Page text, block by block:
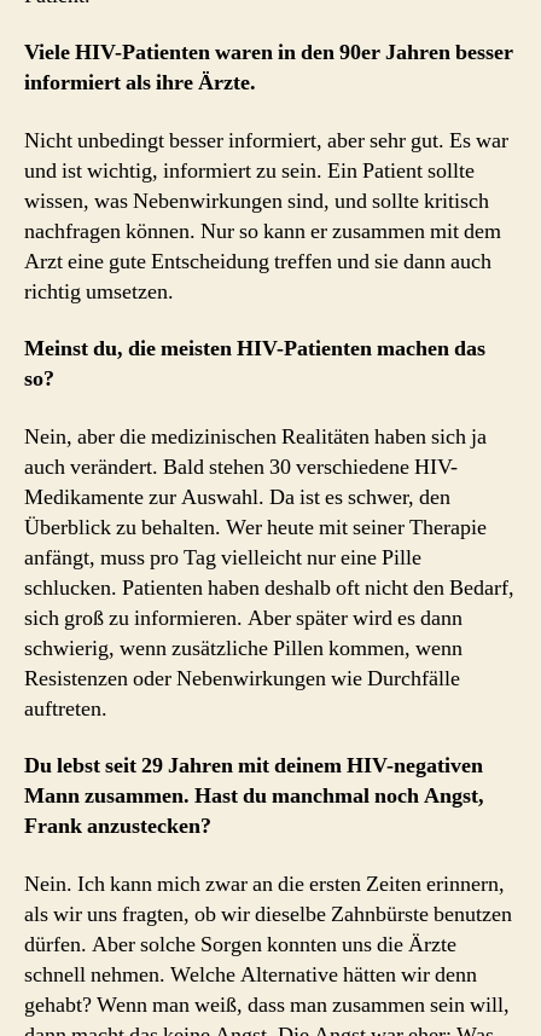
Viele HIV-Patienten waren in den 90er Jahren besser
informiert als ihre Ärzte.
Nicht unbedingt besser informiert, aber sehr gut. Es war
und ist wichtig, informiert zu sein. Ein Patient sollte
wissen, was Nebenwirkungen sind, und sollte kritisch
nachfragen können. Nur so kann er zusammen mit dem
Arzt eine gute Entscheidung treffen und sie dann auch
richtig umsetzen.
Meinst du, die meisten HIV-Patienten machen das
so?
Nein, aber die medizinischen Realitäten haben sich ja
auch verändert. Bald stehen 30 verschiedene HIV-
Medikamente zur Auswahl. Da ist es schwer, den
Überblick zu behalten. Wer heute mit seiner Therapie
anfängt, muss pro Tag vielleicht nur eine Pille
schlucken. Patienten haben deshalb oft nicht den Bedarf,
sich groß zu informieren. Aber später wird es dann
schwierig, wenn zusätzliche Pillen kommen, wenn
Resistenzen oder Nebenwirkungen wie Durchfälle
auftreten.
Du lebst seit 29 Jahren mit deinem HIV-negativen
Mann zusammen. Hast du manchmal noch Angst,
Frank anzustecken?
Nein. Ich kann mich zwar an die ersten Zeiten erinnern,
als wir uns fragten, ob wir dieselbe Zahnbürste benutzen
dürfen. Aber solche Sorgen konnten uns die Ärzte
schnell nehmen. Welche Alternative hätten wir denn
gehabt? Wenn man weiß, dass man zusammen sein will,